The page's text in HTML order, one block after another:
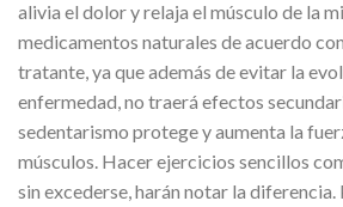
alivia el dolor y relaja el músculo de la
medicamentos naturales de acuerdo
tratante, ya que además de evitar la
enfermedad, no traerá efectos
sedentarismo protege y aumenta la
músculos. Hacer ejercicios sencillos
sin excederse, harán notar la